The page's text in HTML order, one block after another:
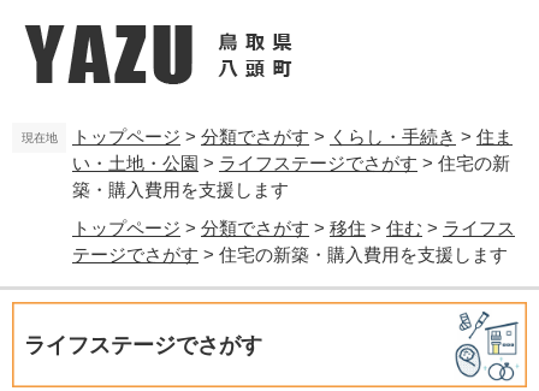
へ
現在地 トップページ > 分類でさがす > くらし・手続き > 住ま
い・土地・公園 > ライフステージでさがす > 住宅の新
築・購入費用を支援します
トップページ > 分類でさがす > 移住 > 住む > ライフス
テージでさがす > 住宅の新築・購入費用を支援します
ライフステージでさがす